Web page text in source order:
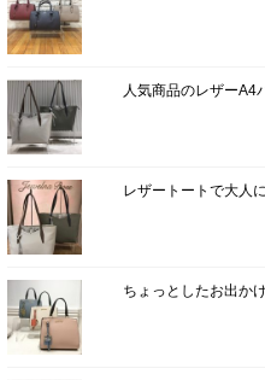
人気商品のレザー
レザートートで大人
ちょっとしたお出か